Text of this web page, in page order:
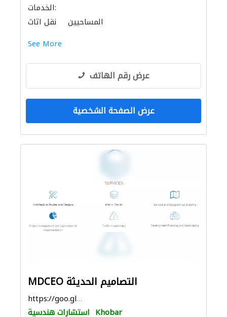
الخدمات:
نقل اثاث
المساحيين
الحمامات والمطابخ
See More
عرض رقم الهاتف
عرض الصفحة الشخصية
MDCEO التصاميم الحديثة
https://goo.gl/maps/w1YsVhUh1VDLF5Xs6
استشارات هندسية Khobar